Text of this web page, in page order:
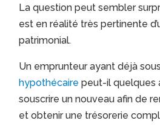
La question peut sembler
est en réalité très pertinente
patrimonial.
Un emprunteur ayant déjà
hypothécaire peut-il quelques
souscrire un nouveau afin de
et obtenir une trésorerie